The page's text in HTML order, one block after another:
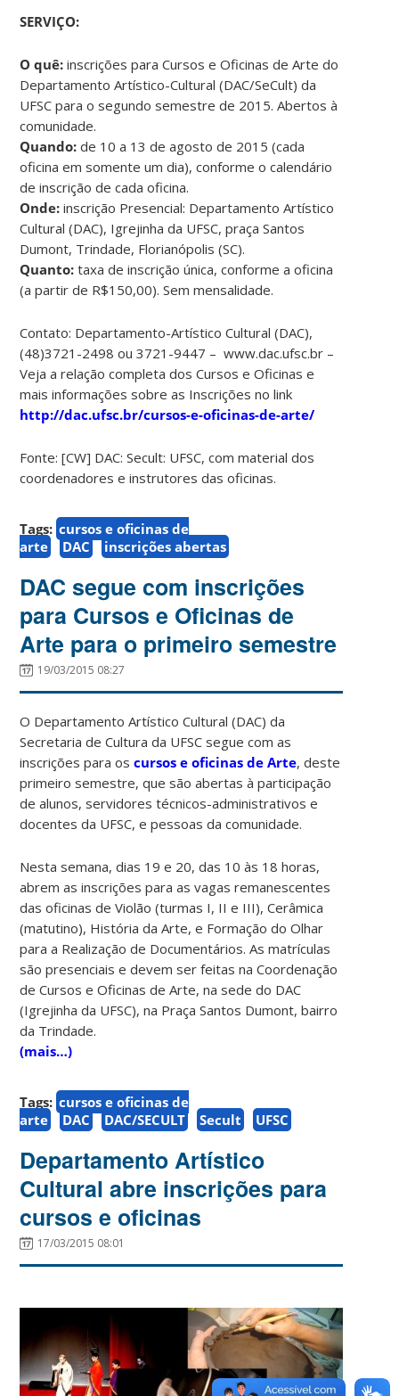
SERVIÇO:
O quê: inscrições para Cursos e Oficinas de Arte do
Departamento Artístico-Cultural (DAC/SeCult) da
UFSC para o segundo semestre de 2015. Abertos à
comunidade.
Quando: de 10 a 13 de agosto de 2015 (cada
oficina em somente um dia), conforme o calendário
de inscrição de cada oficina.
Onde: inscrição Presencial: Departamento Artístico
Cultural (DAC), Igrejinha da UFSC, praça Santos
Dumont, Trindade, Florianópolis (SC).
Quanto: taxa de inscrição única, conforme a oficina
(a partir de R$150,00). Sem mensalidade.
Contato: Departamento-Artístico Cultural (DAC),
(48)3721-2498 ou 3721-9447 – www.dac.ufsc.br –
Veja a relação completa dos Cursos e Oficinas e
mais informações sobre as Inscrições no link
http://dac.ufsc.br/cursos-e-oficinas-de-arte/
Fonte: [CW] DAC: Secult: UFSC, com material dos
coordenadores e instrutores das oficinas.
Tags: cursos e oficinas de
arte
DAC inscrições abertas
DAC segue com inscrições
para Cursos e Oficinas de
Arte para o primeiro semestre
19/03/2015 08:27
O Departamento Artístico Cultural (DAC) da
Secretaria de Cultura da UFSC segue com as
inscrições para oscursos e oficinas de Arte, deste
primeiro semestre, que são abertas à participação
de alunos, servidores técnicos-administrativos e
docentes da UFSC, e pessoas da comunidade.
Nesta semana, dias 19 e 20, das 10 às 18 horas,
abrem as inscrições para as vagas remanescentes
das oficinas de Violão (turmas I, II e III), Cerâmica
(matutino), História da Arte, e Formação do Olhar
para a Realização de Documentários. As matrículas
são presenciais e devem ser feitas na Coordenação
de Cursos e Oficinas de Arte, na sede do DAC
(Igrejinha da UFSC), na Praça Santos Dumont, bairro
da Trindade.
(mais…)
Tags: cursos e oficinas de
arte
DAC DAC/SECULT Secult UFSC
Departamento Artístico
Cultural abre inscrições para
cursos e oficinas
17/03/2015 08:01